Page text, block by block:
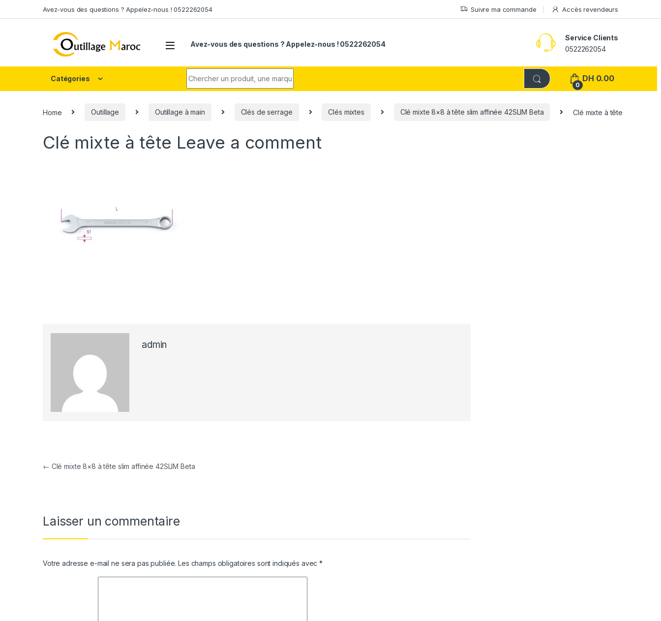
Avez-vous des questions ? Appelez-nous ! 0522262054 Suivre ma commande Accès revendeurs
Avez-vous des questions ? Appelez-nous ! 0522262054
Service Clients
0522262054
Catégories
0
DH 0.00
Home Outillage Outillage à main Clés de serrage Clés mixtes Clé mixte 8×8 à tête slim affinée 42SLIM Beta Clé mixte à tête
Clé mixte à tête Leave a comment
admin
Navigation de l’article
← Clé mixte 8×8 à tête slim affinée 42SLIM Beta
Laisser un commentaire
Votre adresse e-mail ne sera pas publiée. Les champs obligatoires sont indiqués avec*